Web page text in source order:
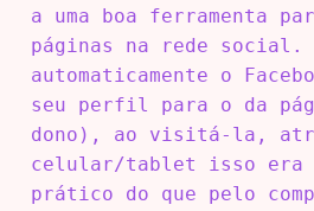
a uma boa ferramenta
páginas na rede social.
automaticamente o
seu perfil para o da
dono), ao visitá-la,
celular/tablet isso era
prático do que pelo